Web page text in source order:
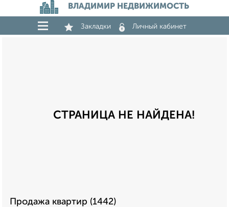
ВЛАДИМИР НЕДВИЖИМОСТЬ
Закладки Личный кабинет
СТРАНИЦА НЕ НАЙДЕНА!
Продажа квартир (1442)